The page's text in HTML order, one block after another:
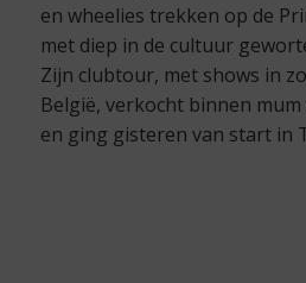
en wheelies trekken op de
met diep in de cultuur
Zijn clubtour, met shows in
België, verkocht binnen
en ging gisteren van start in